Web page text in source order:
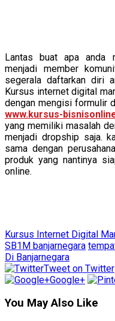
Lantas buat apa anda
menjadi member
segerala daftarkan diri
Kursus internet digital
dengan mengisi formulir
www.kursus-
yang memiliki masalah
menjadi dropship saja.
sama dengan
produk yang nantinya
online.
Kursus Internet Digital
SB1M banjarnegara
Di Banjarnegara
Tweet on Twitter
Google+
You May Also Like